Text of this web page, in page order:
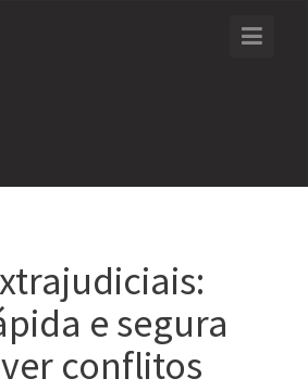
e segura
conflitos